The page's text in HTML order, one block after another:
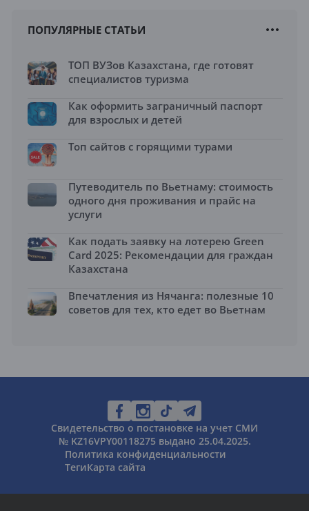
ПОПУЛЯРНЫЕ СТАТЬИ
ТОП ВУЗов Казахстана, где готовят
специалистов туризма
Как оформить заграничный паспорт
для взрослых и детей
Топ сайтов с горящими турами
Путеводитель по Вьетнаму: стоимость
одного дня проживания и прайс на
услуги
Как подать заявку на лотерею Green
Card 2025: Рекомендации для граждан
Казахстана
Впечатления из Нячанга: полезные 10
советов для тех, кто едет во Вьетнам
Свидетельство о постановке на учет СМИ
№ KZ16VPY00118275 выдано 25.04.2025.
Политика конфиденциальности
ТегиКарта сайта